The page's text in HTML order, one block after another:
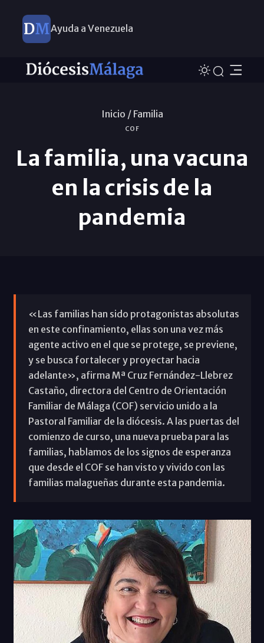
Ayuda a Venezuela
Inicio / Familia
COF
La familia, una vacuna
en la crisis de la
pandemia
«Las familias han sido protagonistas absolutas
en este confinamiento, ellas son una vez más
agente activo en el que se protege, se previene,
y se busca fortalecer y proyectar hacia
adelante», afirma Mª Cruz Fernández-Llebrez
Castaño, directora del Centro de Orientación
Familiar de Málaga (COF) servicio unido a la
Pastoral Familiar de la diócesis. A las puertas del
comienzo de curso, una nueva prueba para las
familias, hablamos de los signos de esperanza
que desde el COF se han visto y vivido con las
familias malagueñas durante esta pandemia.